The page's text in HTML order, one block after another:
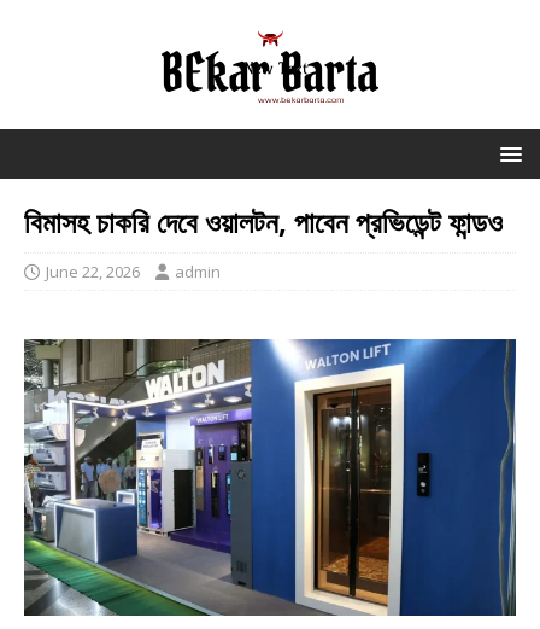
বিমাসহ চাকরি দেবে ওয়ালটন, পাবেন প্রভিডেন্ট ফান্ডও
June 22, 2026 admin